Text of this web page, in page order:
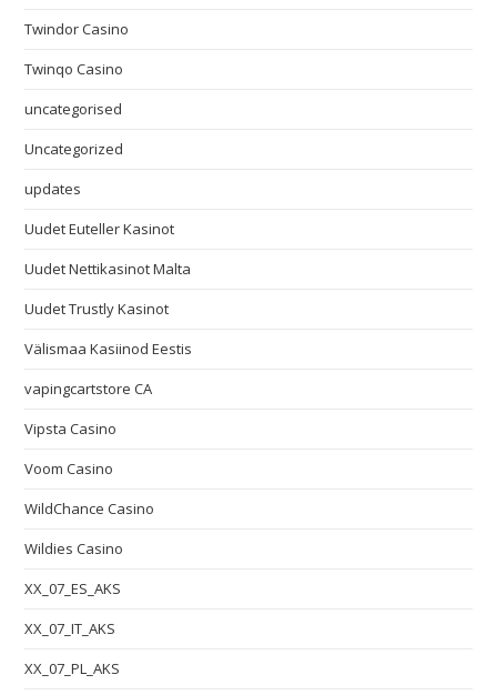
Twindor Casino
Twinqo Casino
uncategorised
Uncategorized
updates
Uudet Euteller Kasinot
Uudet Nettikasinot Malta
Uudet Trustly Kasinot
Välismaa Kasiinod Eestis
vapingcartstore CA
Vipsta Casino
Voom Casino
WildChance Casino
Wildies Casino
XX_07_ES_AKS
XX_07_IT_AKS
XX_07_PL_AKS